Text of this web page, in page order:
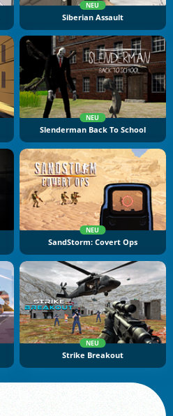
NEU
Siberian Assault
NEU
Slenderman Back To School
NEU
SandStorm: Covert Ops
NEU
Strike Breakout